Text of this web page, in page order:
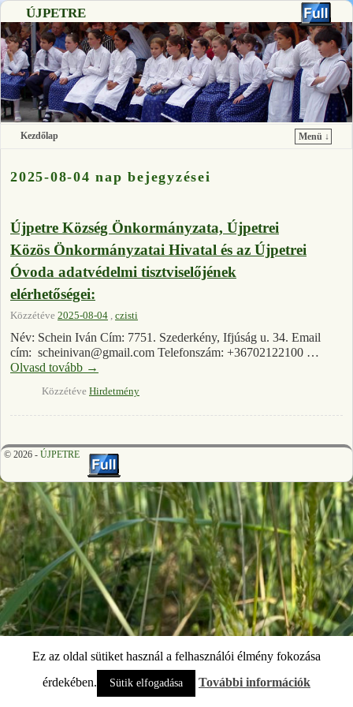
ÚJPETRE
Kezdőlap
Menü ↓
2025-08-04 nap bejegyzései
Újpetre Község Önkormányzata, Újpetrei
Közös Önkormányzatai Hivatal és az Újpetrei
Óvoda adatvédelmi tisztviselőjének
elérhetőségei:
Közzétéve 2025-08-04 , czisti
Név: Schein Iván Cím: 7751. Szederkény, Ifjúság u. 34. Email
cím: scheinivan@gmail.com Telefonszám: +36702122100 …
Olvasd tovább →
Közzétéve Hirdetmény
© 2026 - ÚJPETRE
Ez az oldal sütiket használ a felhasználói élmény fokozása
érdekében.
Sütik elfogadása További információk